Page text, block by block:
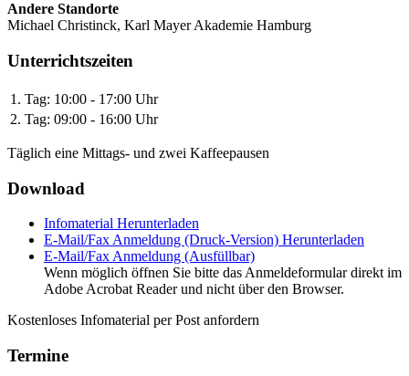
Andere Standorte
Michael Christinck, Karl Mayer Akademie Hamburg
Unterrichtszeiten
1. Tag: 10:00 - 17:00 Uhr
2. Tag: 09:00 - 16:00 Uhr
Täglich eine Mittags- und zwei Kaffeepausen
Download
Infomaterial Herunterladen
E-Mail/Fax Anmeldung (Druck-Version) Herunterladen
E-Mail/Fax Anmeldung (Ausfüllbar)
Wenn möglich öffnen Sie bitte das Anmeldeformular direkt im
Adobe Acrobat Reader und nicht über den Browser.
Kostenloses Infomaterial per Post anfordern
Termine